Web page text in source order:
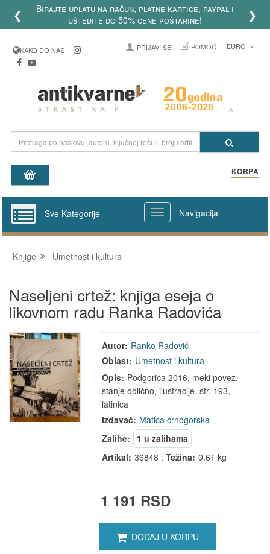
❮
Birajte uplatu na račun, platne kartice, paypal i
uštedite do 50% cene poštarine!
❯
KAKO DO NAS PRIJAVI SE POMOĆ EURO
KORPA
Sve Kategorije Navigacija
Knjige Umetnost i kultura
Naseljeni crtež: knjiga eseja o
likovnom radu Ranka Radovića
Autor: Ranko Radović
Oblast: Umetnost i kultura
Opis: Podgorica 2016, meki povez,
stanje odlično, ilustracije, str. 193,
latinica
Izdavač: Matica crnogorska
Zalihe:
1 u zalihama
Artikal: 36848 :Težina: 0.61 kg
1 191 RSD
DODAJ U KORPU